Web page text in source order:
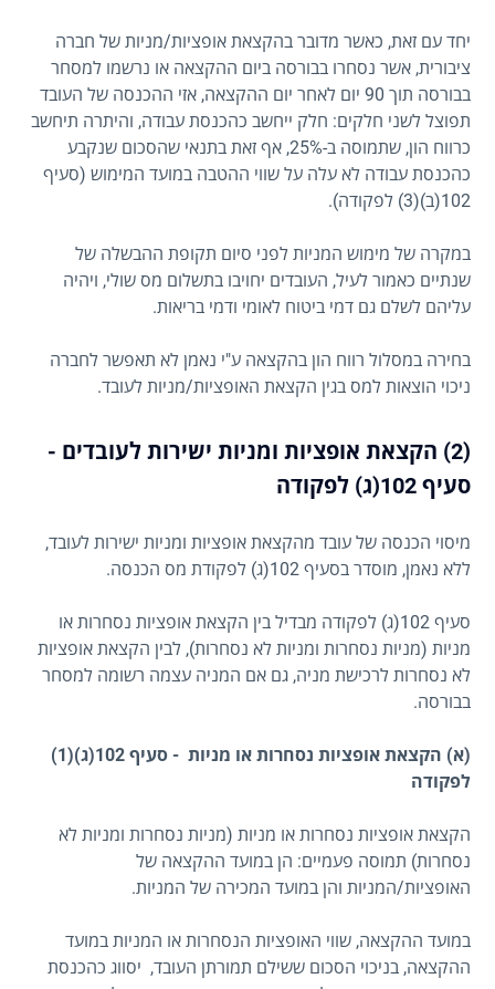
יחד עם זאת, כאשר מדובר בהקצאת אופציות/מניות של חברה
ציבורית, אשר נסחרו בבורסה ביום ההקצאה או נרשמו למסחר
בבורסה תוך 90 יום לאחר יום ההקצאה, אזי ההכנסה של העובד
תפוצל לשני חלקים: חלק ייחשב כהכנסת עבודה, והיתרה תיחשב
כרווח הון, שתמוסה ב-25%, אף זאת בתנאי שהסכום שנקבע
כהכנסת עבודה לא עלה על שווי ההטבה במועד המימוש (סעיף
102(ב)(3) לפקודה).
במקרה של מימוש המניות לפני סיום תקופת ההבשלה של
שנתיים כאמור לעיל, העובדים יחויבו בתשלום מס שולי, ויהיה
עליהם לשלם גם דמי ביטוח לאומי ודמי בריאות.
בחירה במסלול רווח הון בהקצאה ע"י נאמן לא תאפשר לחברה
ניכוי הוצאות למס בגין הקצאת האופציות/מניות לעובד.
(2) הקצאת אופציות ומניות ישירות לעובדים -
סעיף 102(ג) לפקודה
מיסוי הכנסה של עובד מהקצאת אופציות ומניות ישירות לעובד,
ללא נאמן, מוסדר בסעיף 102(ג) לפקודת מס הכנסה.
סעיף 102(ג) לפקודה מבדיל בין הקצאת אופציות נסחרות או
מניות (מניות נסחרות ומניות לא נסחרות), לבין הקצאת אופציות
לא נסחרות לרכישת מניה, גם אם המניה עצמה רשומה למסחר
בבורסה.
(א) הקצאת אופציות נסחרות או מניות - סעיף 102(ג)(1)
לפקודה
הקצאת אופציות נסחרות או מניות (מניות נסחרות ומניות לא
נסחרות) תמוסה פעמיים: הן במועד ההקצאה של
האופציות/המניות והן במועד המכירה של המניות.
במועד ההקצאה, שווי האופציות הנסחרות או המניות במועד
ההקצאה, בניכוי הסכום ששילם תמורתן העובד, יסווג כהכנסת